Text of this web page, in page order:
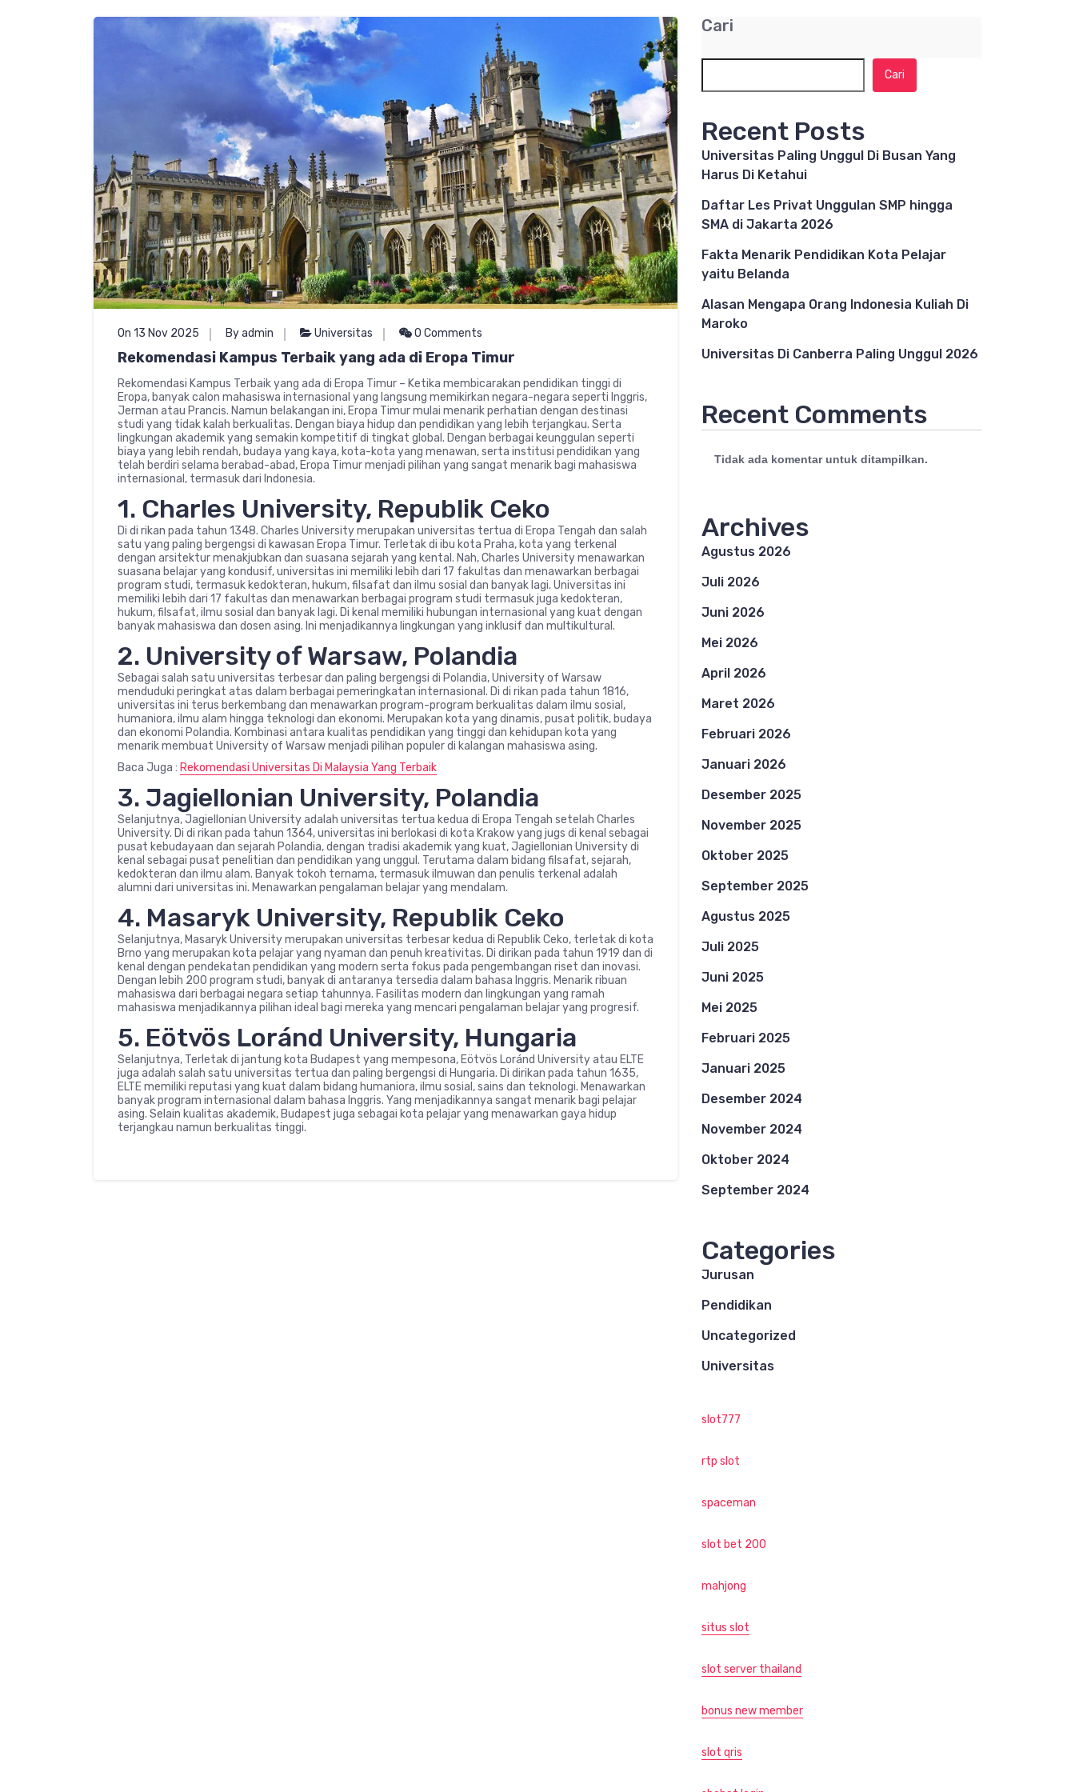
On 13 Nov 2025 By admin Universitas 0 Comments
Rekomendasi Kampus Terbaik yang ada di Eropa Timur
Rekomendasi Kampus Terbaik yang ada di Eropa Timur – Ketika membicarakan pendidikan tinggi di
Eropa, banyak calon mahasiswa internasional yang langsung memikirkan negara-negara seperti Inggris,
Jerman atau Prancis. Namun belakangan ini, Eropa Timur mulai menarik perhatian dengan destinasi
studi yang tidak kalah berkualitas. Dengan biaya hidup dan pendidikan yang lebih terjangkau. Serta
lingkungan akademik yang semakin kompetitif di tingkat global. Dengan berbagai keunggulan seperti
biaya yang lebih rendah, budaya yang kaya, kota-kota yang menawan, serta institusi pendidikan yang
telah berdiri selama berabad-abad, Eropa Timur menjadi pilihan yang sangat menarik bagi mahasiswa
internasional, termasuk dari Indonesia.
1. Charles University, Republik Ceko
Di di rikan pada tahun 1348. Charles University merupakan universitas tertua di Eropa Tengah dan salah
satu yang paling bergengsi di kawasan Eropa Timur. Terletak di ibu kota Praha, kota yang terkenal
dengan arsitektur menakjubkan dan suasana sejarah yang kental. Nah, Charles University menawarkan
suasana belajar yang kondusif, universitas ini memiliki lebih dari 17 fakultas dan menawarkan berbagai
program studi, termasuk kedokteran, hukum, filsafat dan ilmu sosial dan banyak lagi. Universitas ini
memiliki lebih dari 17 fakultas dan menawarkan berbagai program studi termasuk juga kedokteran,
hukum, filsafat, ilmu sosial dan banyak lagi. Di kenal memiliki hubungan internasional yang kuat dengan
banyak mahasiswa dan dosen asing. Ini menjadikannya lingkungan yang inklusif dan multikultural.
2. University of Warsaw, Polandia
Sebagai salah satu universitas terbesar dan paling bergengsi di Polandia, University of Warsaw
menduduki peringkat atas dalam berbagai pemeringkatan internasional. Di di rikan pada tahun 1816,
universitas ini terus berkembang dan menawarkan program-program berkualitas dalam ilmu sosial,
humaniora, ilmu alam hingga teknologi dan ekonomi. Merupakan kota yang dinamis, pusat politik, budaya
dan ekonomi Polandia. Kombinasi antara kualitas pendidikan yang tinggi dan kehidupan kota yang
menarik membuat University of Warsaw menjadi pilihan populer di kalangan mahasiswa asing.
Baca Juga : Rekomendasi Universitas Di Malaysia Yang Terbaik
3. Jagiellonian University, Polandia
Selanjutnya, Jagiellonian University adalah universitas tertua kedua di Eropa Tengah setelah Charles
University. Di di rikan pada tahun 1364, universitas ini berlokasi di kota Krakow yang jugs di kenal sebagai
pusat kebudayaan dan sejarah Polandia, dengan tradisi akademik yang kuat, Jagiellonian University di
kenal sebagai pusat penelitian dan pendidikan yang unggul. Terutama dalam bidang filsafat, sejarah,
kedokteran dan ilmu alam. Banyak tokoh ternama, termasuk ilmuwan dan penulis terkenal adalah
alumni dari universitas ini. Menawarkan pengalaman belajar yang mendalam.
4. Masaryk University, Republik Ceko
Selanjutnya, Masaryk University merupakan universitas terbesar kedua di Republik Ceko, terletak di kota
Brno yang merupakan kota pelajar yang nyaman dan penuh kreativitas. Di dirikan pada tahun 1919 dan di
kenal dengan pendekatan pendidikan yang modern serta fokus pada pengembangan riset dan inovasi.
Dengan lebih 200 program studi, banyak di antaranya tersedia dalam bahasa Inggris. Menarik ribuan
mahasiswa dari berbagai negara setiap tahunnya. Fasilitas modern dan lingkungan yang ramah
mahasiswa menjadikannya pilihan ideal bagi mereka yang mencari pengalaman belajar yang progresif.
5. Eötvös Loránd University, Hungaria
Selanjutnya, Terletak di jantung kota Budapest yang mempesona, Eötvös Loránd University atau ELTE
juga adalah salah satu universitas tertua dan paling bergengsi di Hungaria. Di dirikan pada tahun 1635,
ELTE memiliki reputasi yang kuat dalam bidang humaniora, ilmu sosial, sains dan teknologi. Menawarkan
banyak program internasional dalam bahasa Inggris. Yang menjadikannya sangat menarik bagi pelajar
asing. Selain kualitas akademik, Budapest juga sebagai kota pelajar yang menawarkan gaya hidup
terjangkau namun berkualitas tinggi.
Cari
Cari
Recent Posts
Universitas Paling Unggul Di Busan Yang
Harus Di Ketahui
Daftar Les Privat Unggulan SMP hingga
SMA di Jakarta 2026
Fakta Menarik Pendidikan Kota Pelajar
yaitu Belanda
Alasan Mengapa Orang Indonesia Kuliah Di
Maroko
Universitas Di Canberra Paling Unggul 2026
Recent Comments
Tidak ada komentar untuk ditampilkan.
Archives
Agustus 2026
Juli 2026
Juni 2026
Mei 2026
April 2026
Maret 2026
Februari 2026
Januari 2026
Desember 2025
November 2025
Oktober 2025
September 2025
Agustus 2025
Juli 2025
Juni 2025
Mei 2025
Februari 2025
Januari 2025
Desember 2024
November 2024
Oktober 2024
September 2024
Categories
Jurusan
Pendidikan
Uncategorized
Universitas
slot777
rtp slot
spaceman
slot bet 200
mahjong
situs slot
slot server thailand
bonus new member
slot qris